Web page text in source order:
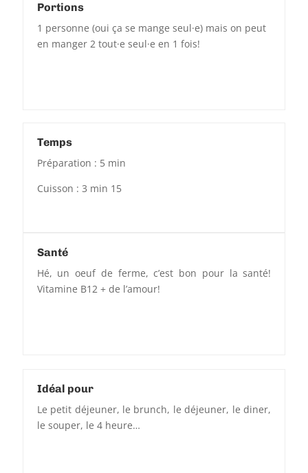
Portions
1 personne (oui ça se mange seul·e) mais on peut
en manger 2 tout·e seul·e en 1 fois!
Temps
Préparation : 5 min
Cuisson : 3 min 15
Santé
Hé, un oeuf de ferme, c’est bon pour la santé!
Vitamine B12 + de l’amour!
Idéal pour
Le petit déjeuner, le brunch, le déjeuner, le diner,
le souper, le 4 heure…